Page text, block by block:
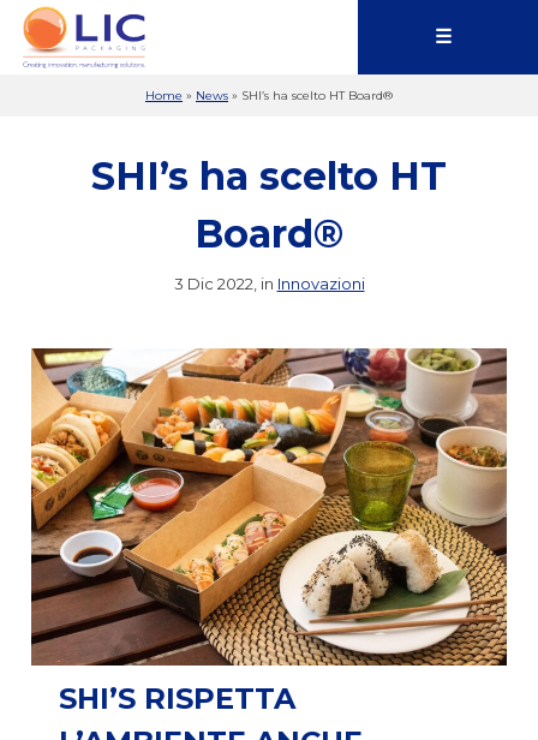
☰
Home » News » SHI’s ha scelto HT Board®
SHI’s ha scelto HT
Board®
3 Dic 2022, in Innovazioni
SHI’S RISPETTA